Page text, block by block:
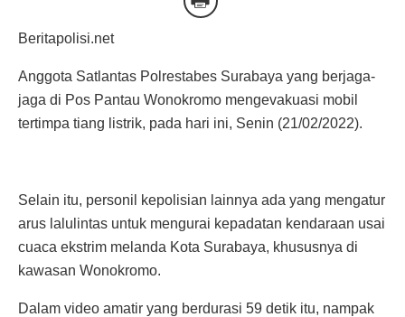
Beritapolisi.net
Anggota Satlantas Polrestabes Surabaya yang berjaga-
jaga di Pos Pantau Wonokromo mengevakuasi mobil
tertimpa tiang listrik, pada hari ini, Senin (21/02/2022).
Selain itu, personil kepolisian lainnya ada yang mengatur
arus lalulintas untuk mengurai kepadatan kendaraan usai
cuaca ekstrim melanda Kota Surabaya, khususnya di
kawasan Wonokromo.
Dalam video amatir yang berdurasi 59 detik itu, nampak